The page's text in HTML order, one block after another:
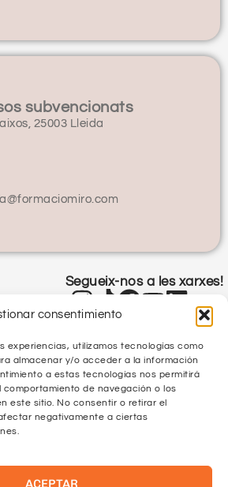
consentimiento
experiencias, utilizamos tecnologías como
almacenar y/o acceder a la información
a estas tecnologías nos permitirá
de navegación o los
este sitio. No consentir o retirar el
negativamente a ciertas
ACEPTAR
subvencionats
25003 Lleida
Segueix-nos a les xarxes!